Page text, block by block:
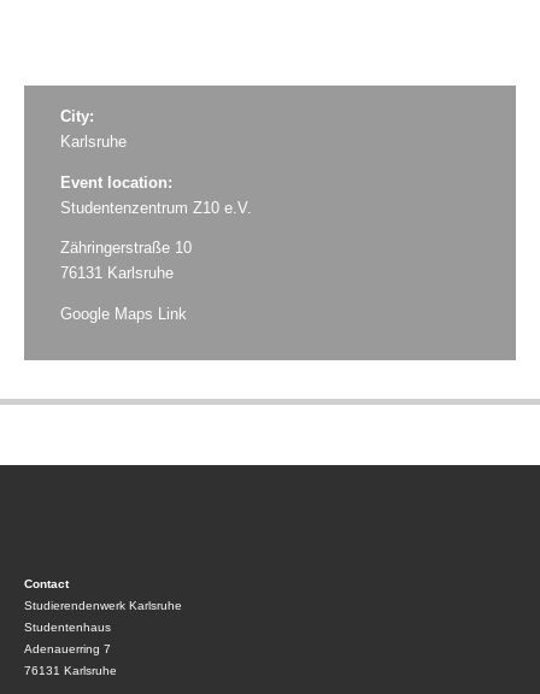
City:
Karlsruhe
Event location:
Studentenzentrum Z10 e.V.
Zähringerstraße 10
76131 Karlsruhe
Google Maps Link
Contact
Studierendenwerk Karlsruhe
Studentenhaus
Adenauerring 7
76131 Karlsruhe